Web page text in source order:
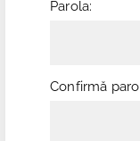
Parola:
Confirmă